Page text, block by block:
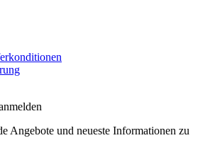
Angebote und neueste Informationen zu